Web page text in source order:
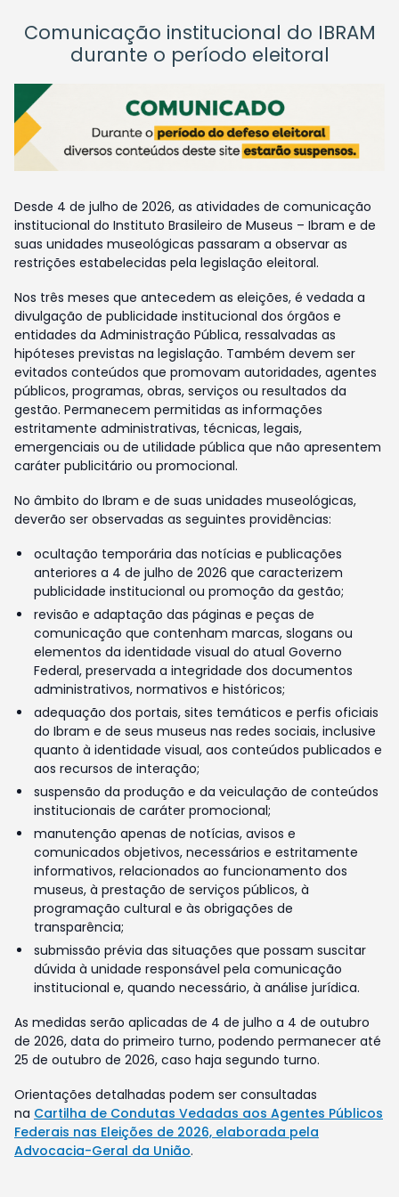
Comunicação institucional do IBRAM
durante o período eleitoral
Desde 4 de julho de 2026, as atividades de comunicação
institucional do Instituto Brasileiro de Museus – Ibram e de
suas unidades museológicas passaram a observar as
restrições estabelecidas pela legislação eleitoral.
Nos três meses que antecedem as eleições, é vedada a
divulgação de publicidade institucional dos órgãos e
entidades da Administração Pública, ressalvadas as
hipóteses previstas na legislação. Também devem ser
evitados conteúdos que promovam autoridades, agentes
públicos, programas, obras, serviços ou resultados da
gestão. Permanecem permitidas as informações
estritamente administrativas, técnicas, legais,
emergenciais ou de utilidade pública que não apresentem
caráter publicitário ou promocional.
No âmbito do Ibram e de suas unidades museológicas,
deverão ser observadas as seguintes providências:
ocultação temporária das notícias e publicações
anteriores a 4 de julho de 2026 que caracterizem
publicidade institucional ou promoção da gestão;
revisão e adaptação das páginas e peças de
comunicação que contenham marcas, slogans ou
elementos da identidade visual do atual Governo
Federal, preservada a integridade dos documentos
administrativos, normativos e históricos;
adequação dos portais, sites temáticos e perfis oficiais
do Ibram e de seus museus nas redes sociais, inclusive
quanto à identidade visual, aos conteúdos publicados e
aos recursos de interação;
suspensão da produção e da veiculação de conteúdos
institucionais de caráter promocional;
manutenção apenas de notícias, avisos e
comunicados objetivos, necessários e estritamente
informativos, relacionados ao funcionamento dos
museus, à prestação de serviços públicos, à
programação cultural e às obrigações de
transparência;
submissão prévia das situações que possam suscitar
dúvida à unidade responsável pela comunicação
institucional e, quando necessário, à análise jurídica.
As medidas serão aplicadas de 4 de julho a 4 de outubro
de 2026, data do primeiro turno, podendo permanecer até
25 de outubro de 2026, caso haja segundo turno.
Orientações detalhadas podem ser consultadas
na Cartilha de Condutas Vedadas aos Agentes Públicos
Federais nas Eleições de 2026, elaborada pela
Advocacia-Geral da União.